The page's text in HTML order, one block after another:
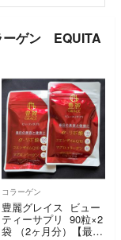
ーゲン EQUITA
コラーゲン
豊麗グレイス ビュー
ティーサプリ 90粒×2
袋 （2ヶ月分）【最安